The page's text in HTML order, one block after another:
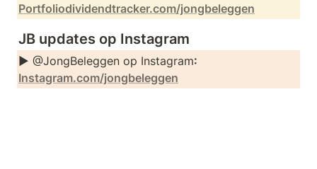
Portfoliodividendtracker.com/jongbeleggen
JB updates op Instagram
► @JongBeleggen op Instagram
Instagram.com/jongbeleggen